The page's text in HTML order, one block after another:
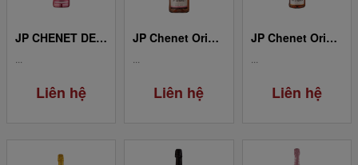
JP CHENET DEVINE Pinot Noir Sparkling 0.75L
...
Liên hệ
JP Chenet Original Rose Sparkling 75cl
...
Liên hệ
JP Chenet Original Rose Sparkling 20cl
...
Liên hệ